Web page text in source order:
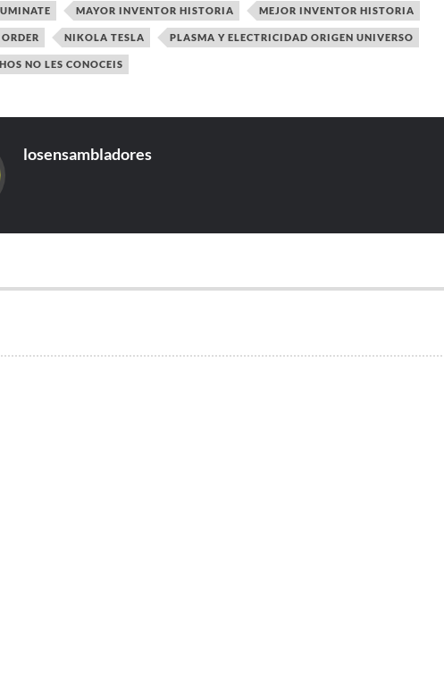
MAYOR INVENTOR HISTORIA MEJOR INVENTOR HISTORIA
NIKOLA TESLA PLASMA Y ELECTRICIDAD ORIGEN UNIVERSO
NO LES CONOCEIS
losensambladores